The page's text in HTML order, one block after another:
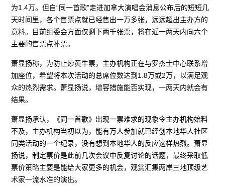
为1.4万。但自“同一首歌”走进加拿大演唱会消息公布后的短短几
天时间里，各个售票点就已经售出一万多张，远远超出主办方的
意料。目前组委会方面仅剩下两千张票，将在近一两天内向六个
主要的售票点补票。
萧显扬称，为防止炒黄牛票，主办机构正在与罗杰士中心联系增
加座位，希望将本次活动的总席位数达到1.8万或2万，以满足观
众的热烈需求。萧显扬说，增容措施能否实现，一两天内就会有
结果。
萧显扬承认，《同一首歌》出现一票难求的现象令主办机构始料
不及，主办机构当初以为，能有万人参加就已经创本地华人社区
同类活动的一个纪录，没有想到本地华人的反应这样热烈。萧显
扬说，制定票价是此前几次会议中反复讨论的话题，最终采取低
票价策略主要是能给大家更多的机会，观赏汇集两岸三地顶级艺
术家一流水准的演出。